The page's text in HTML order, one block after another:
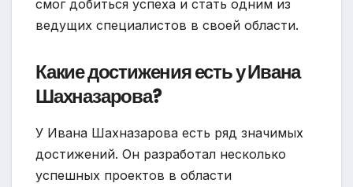
смог добиться успеха и стать одним из
ведущих специалистов в своей области.
Какие достижения есть у Ивана
Шахназарова?
У Ивана Шахназарова есть ряд значимых
достижений. Он разработал несколько
успешных проектов в области